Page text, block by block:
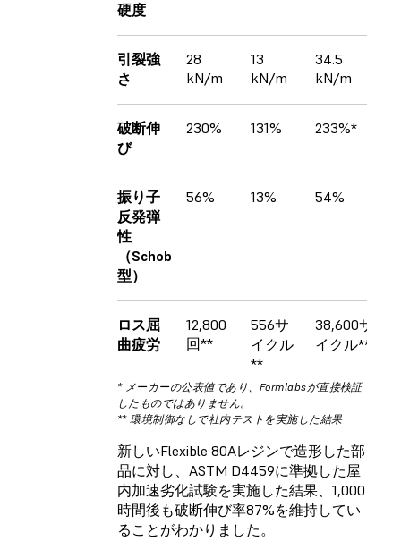
硬度
引裂強
さ
28
kN/m
13
kN/m
34.5
kN/m
破断伸
び
230% 131% 233%*
振り子
反発弾
性
（Schob
型）
56% 13% 54%
ロス屈
曲疲労
12,800
回**
556サ
イクル
**
38,600サ
イクル**
* メーカーの公表値であり、Formlabsが直接検証
したものではありません。
** 環境制御なしで社内テストを実施した結果
新しいFlexible 80Aレジンで造形した部
品に対し、ASTM D4459に準拠した屋
内加速劣化試験を実施した結果、1,000
時間後も破断伸び率87%を維持してい
ることがわかりました。